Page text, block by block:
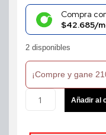
price
was:
price
is:
Compra
$42.685/
2 disponibles
¡Compre y gane
Afnan
Añadir al